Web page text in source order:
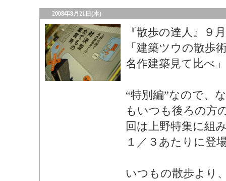
2008年8月21日(木)
『散歩の達人』９
「建築ツウの散歩
名作建築見て比べ
“特別編”なので、
もいつも後ろの方
回は上野特集に組
１／３あたりに登
いつもの散歩より